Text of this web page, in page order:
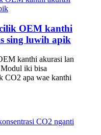
OEM kanthi
sing luwih apik
kanthi akurasi lan
iki bisa
CO2 apa wae kanthi